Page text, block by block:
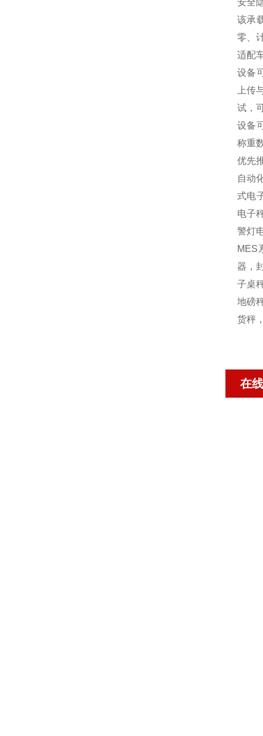
安全
该承
零、
适配
设备
上传
试，
设备
称重
优先
自动
式电
电子
警灯
MES
器，
子桌
地磅
货秤
在